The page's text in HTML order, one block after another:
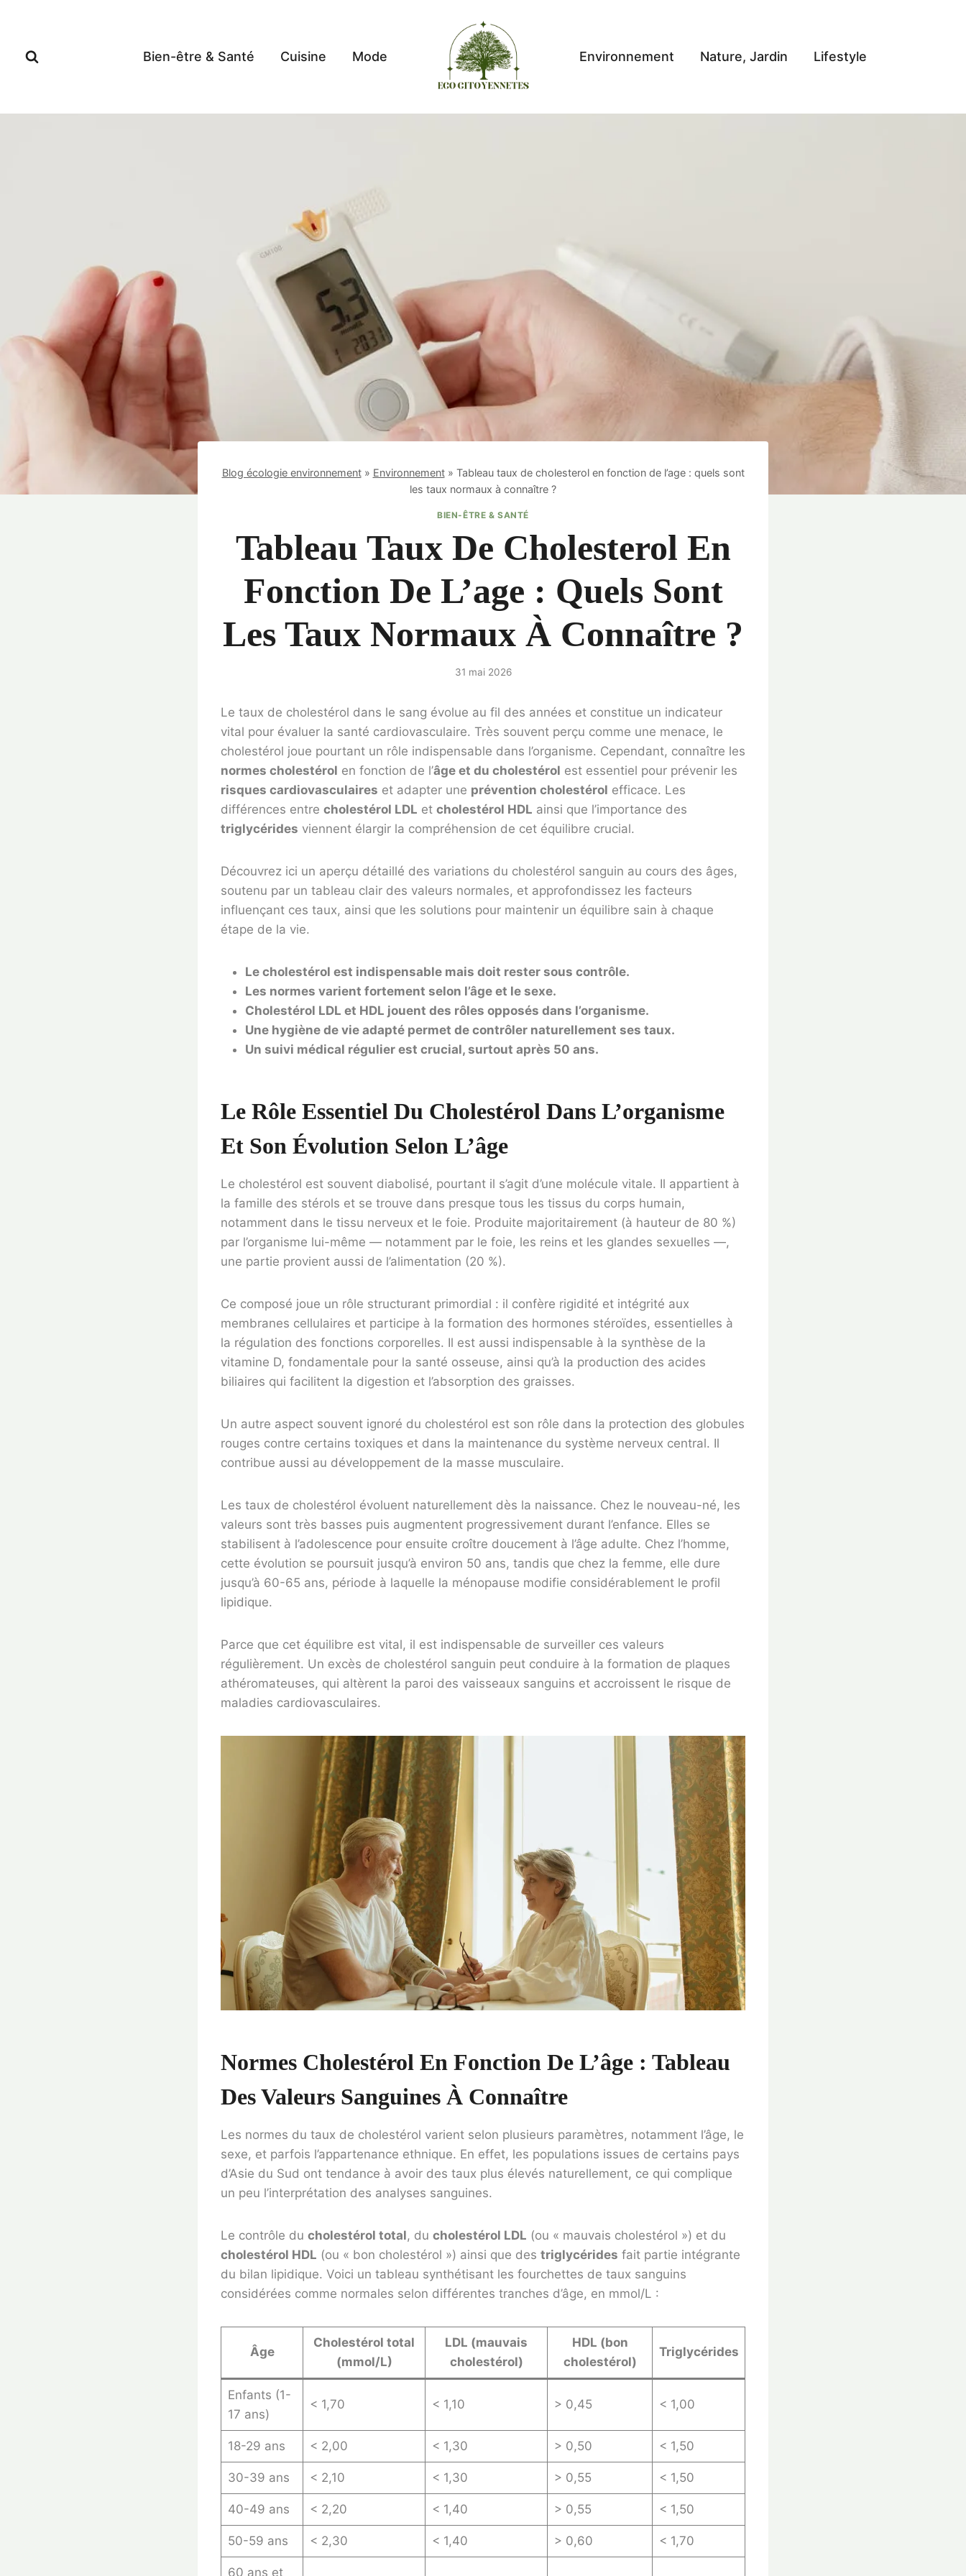
contenu
Bien-être & Santé Cuisine Mode Environnement Nature, Jardin Lifestyle
Blog écologie environnement» Environnement» Tableau taux de cholesterol en fonction de l’age : quels sont
les taux normaux à connaître ?
BIEN-ÊTRE & SANTÉ
Tableau Taux De Cholesterol En
Fonction De L’age : Quels Sont
Les Taux Normaux À Connaître ?
31 mai 2026
Le taux de cholestérol dans le sang évolue au fil des années et constitue un indicateur
vital pour évaluer la santé cardiovasculaire. Très souvent perçu comme une menace, le
cholestérol joue pourtant un rôle indispensable dans l’organisme. Cependant, connaître les
normes cholestérol en fonction de l’âge et du cholestérol est essentiel pour prévenir les
risques cardiovasculaires et adapter une prévention cholestérol efficace. Les
différences entre cholestérol LDL et cholestérol HDL ainsi que l’importance des
triglycérides viennent élargir la compréhension de cet équilibre crucial.
Découvrez ici un aperçu détaillé des variations du cholestérol sanguin au cours des âges,
soutenu par un tableau clair des valeurs normales, et approfondissez les facteurs
influençant ces taux, ainsi que les solutions pour maintenir un équilibre sain à chaque
étape de la vie.
Le cholestérol est indispensable mais doit rester sous contrôle.
Les normes varient fortement selon l’âge et le sexe.
Cholestérol LDL et HDL jouent des rôles opposés dans l’organisme.
Une hygiène de vie adapté permet de contrôler naturellement ses taux.
Un suivi médical régulier est crucial, surtout après 50 ans.
Le Rôle Essentiel Du Cholestérol Dans L’organisme
Et Son Évolution Selon L’âge
Le cholestérol est souvent diabolisé, pourtant il s’agit d’une molécule vitale. Il appartient à
la famille des stérols et se trouve dans presque tous les tissus du corps humain,
notamment dans le tissu nerveux et le foie. Produite majoritairement (à hauteur de 80 %)
par l’organisme lui-même — notamment par le foie, les reins et les glandes sexuelles —,
une partie provient aussi de l’alimentation (20 %).
Ce composé joue un rôle structurant primordial : il confère rigidité et intégrité aux
membranes cellulaires et participe à la formation des hormones stéroïdes, essentielles à
la régulation des fonctions corporelles. Il est aussi indispensable à la synthèse de la
vitamine D, fondamentale pour la santé osseuse, ainsi qu’à la production des acides
biliaires qui facilitent la digestion et l’absorption des graisses.
Un autre aspect souvent ignoré du cholestérol est son rôle dans la protection des globules
rouges contre certains toxiques et dans la maintenance du système nerveux central. Il
contribue aussi au développement de la masse musculaire.
Les taux de cholestérol évoluent naturellement dès la naissance. Chez le nouveau-né, les
valeurs sont très basses puis augmentent progressivement durant l’enfance. Elles se
stabilisent à l’adolescence pour ensuite croître doucement à l’âge adulte. Chez l’homme,
cette évolution se poursuit jusqu’à environ 50 ans, tandis que chez la femme, elle dure
jusqu’à 60-65 ans, période à laquelle la ménopause modifie considérablement le profil
lipidique.
Parce que cet équilibre est vital, il est indispensable de surveiller ces valeurs
régulièrement. Un excès de cholestérol sanguin peut conduire à la formation de plaques
athéromateuses, qui altèrent la paroi des vaisseaux sanguins et accroissent le risque de
maladies cardiovasculaires.
Normes Cholestérol En Fonction De L’âge : Tableau
Des Valeurs Sanguines À Connaître
Les normes du taux de cholestérol varient selon plusieurs paramètres, notamment l’âge, le
sexe, et parfois l’appartenance ethnique. En effet, les populations issues de certains pays
d’Asie du Sud ont tendance à avoir des taux plus élevés naturellement, ce qui complique
un peu l’interprétation des analyses sanguines.
Le contrôle du cholestérol total, du cholestérol LDL (ou « mauvais cholestérol ») et du
cholestérol HDL (ou « bon cholestérol ») ainsi que des triglycérides fait partie intégrante
du bilan lipidique. Voici un tableau synthétisant les fourchettes de taux sanguins
considérées comme normales selon différentes tranches d’âge, en mmol/L :
Âge
Cholestérol total
(mmol/L)
LDL (mauvais
cholestérol)
HDL (bon
cholestérol)
Triglycérides
Enfants (1-
17 ans)
< 1,70 < 1,10 > 0,45 < 1,00
18-29 ans < 2,00 < 1,30 > 0,50 < 1,50
30-39 ans < 2,10 < 1,30 > 0,55 < 1,50
40-49 ans < 2,20 < 1,40 > 0,55 < 1,50
50-59 ans < 2,30 < 1,40 > 0,60 < 1,70
60 ans et